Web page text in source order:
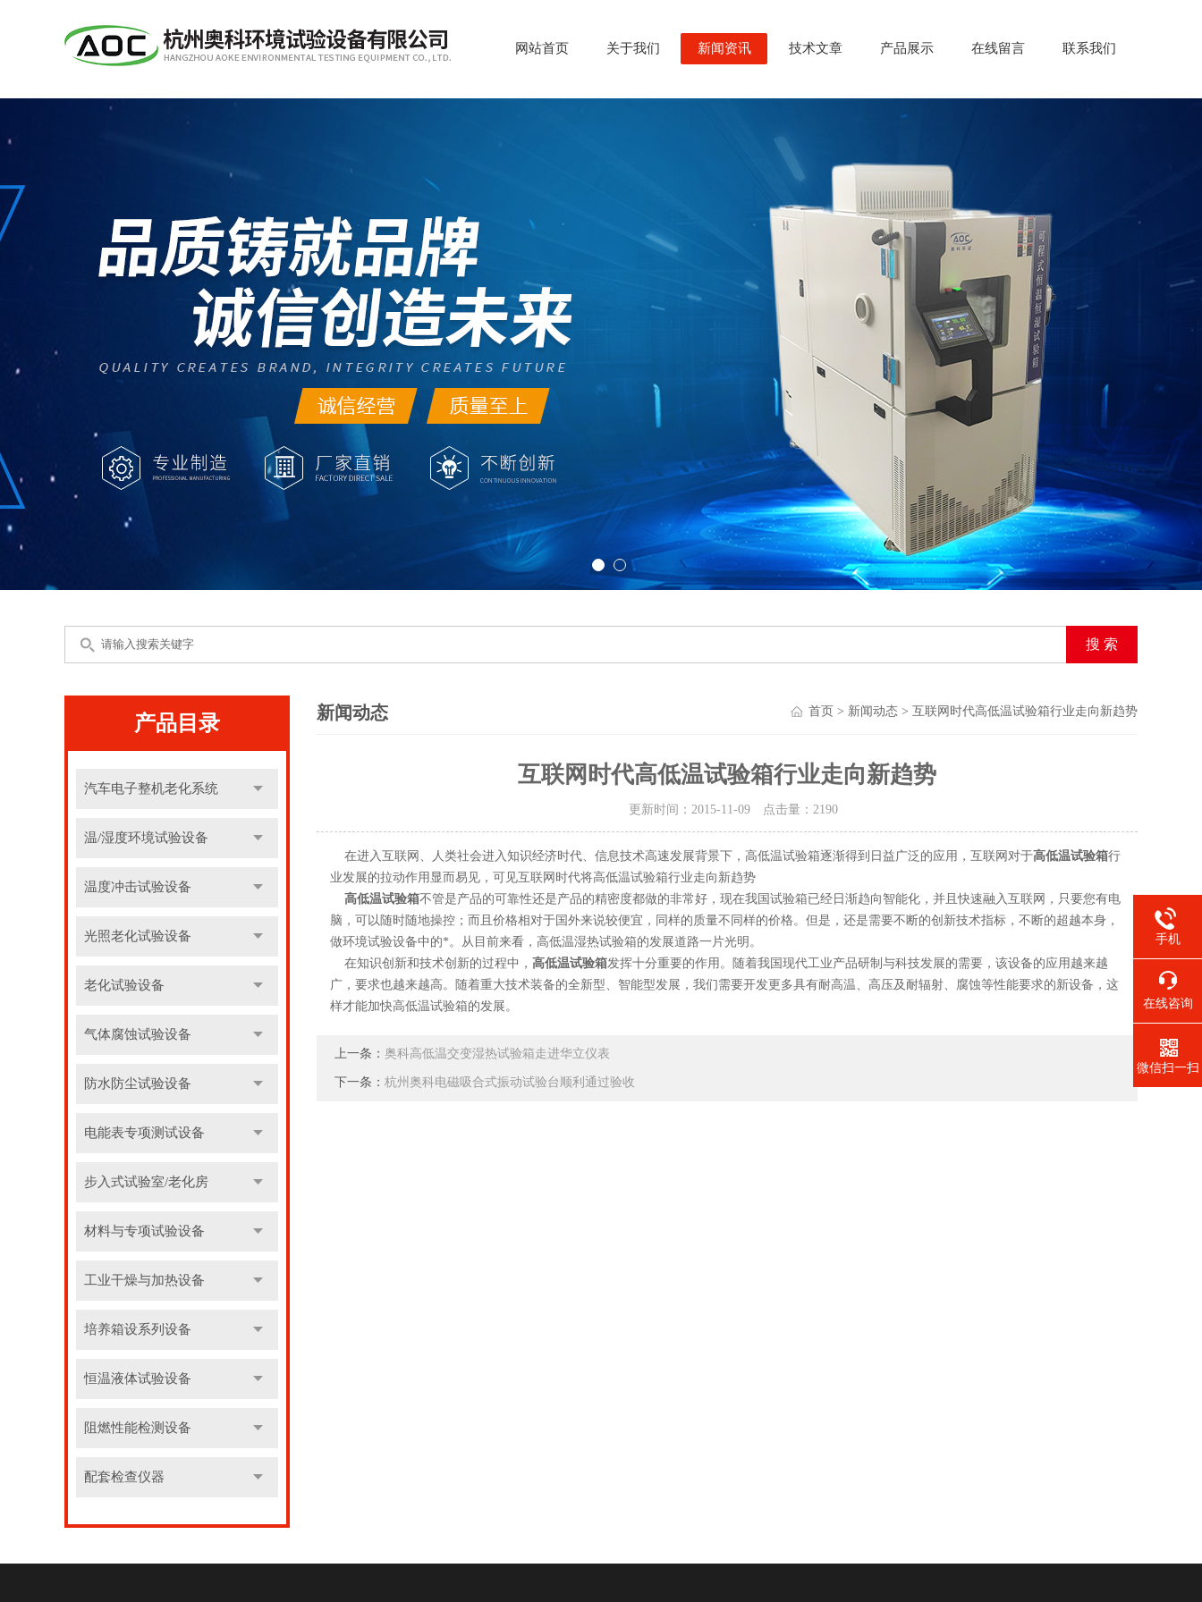
网站首页 关于我们 新闻资讯 技术文章 产品展示 在线留言 联系我们
产品目录
汽车电子整机老化系统
温/湿度环境试验设备
温度冲击试验设备
光照老化试验设备
老化试验设备
气体腐蚀试验设备
防水防尘试验设备
电能表专项测试设备
步入式试验室/老化房
材料与专项试验设备
工业干燥与加热设备
培养箱设系列设备
恒温液体试验设备
阻燃性能检测设备
配套检查仪器
新闻动态 首页 > 新闻动态 > 互联网时代高低温试验箱行业走向新趋势
互联网时代高低温试验箱行业走向新趋势
更新时间：2015-11-09 点击量： 2190
在进入互联网、人类社会进入知识经济时代、信息技术高速发展背景下，高低温试验箱逐渐得到日益广泛的应用，互联网对于高低温试验箱行
业发展的拉动作用显而易见，可见互联网时代将高低温试验箱行业走向新趋势
高低温试验箱不管是产品的可靠性还是产品的精密度都做的非常好，现在我国试验箱已经日渐趋向智能化，并且快速融入互联网，只要您有电
脑，可以随时随地操控；而且价格相对于国外来说较便宜，同样的质量不同样的价格。但是，还是需要不断的创新技术指标，不断的超越本身，
做环境试验设备中的*。从目前来看，高低温湿热试验箱的发展道路一片光明。
在知识创新和技术创新的过程中， 高低温试验箱发挥十分重要的作用。随着我国现代工业产品研制与科技发展的需要，该设备的应用越来越
广，要求也越来越高。随着重大技术装备的全新型、智能型发展，我们需要开发更多具有耐高温、高压及耐辐射、腐蚀等性能要求的新设备，这
样才能加快高低温试验箱的发展。
上一条： 奥科高低温交变湿热试验箱走进华立仪表
下一条： 杭州奥科电磁吸合式振动试验台顺利通过验收
手机
在线咨询
微信扫一扫